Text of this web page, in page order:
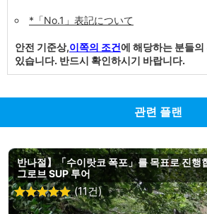
*「No.1」表記について
안전 기준상,이쪽의 조건에 해당하는 분들
있습니다. 반드시 확인하시기 바랍니다.
관련 플랜
반나절】「수이랏코 폭포」를 목표로 진행
그로브 SUP 투어
(11건)